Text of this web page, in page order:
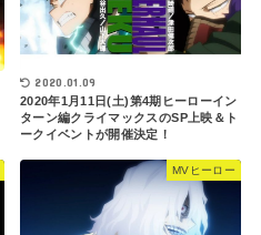
2020.01.09
2020年1月11日(土)第4期ヒーローイン
ターン編クライマックスのSP上映＆ト
ークイベントが開催決定！
MVヒーロー